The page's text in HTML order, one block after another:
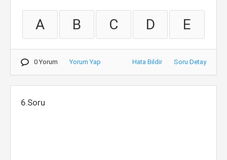
A B C D E
0 Yorum Yorum Yap Hata Bildir Soru Detay
6.Soru